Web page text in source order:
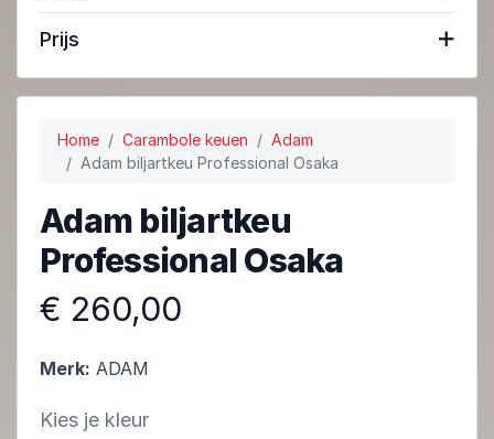
Prijs
Home Carambole keuen
Adam
Adam biljartkeu Professional Osaka
Adam biljartkeu
Professional Osaka
€ 260,00
Merk: ADAM
Kies je kleur